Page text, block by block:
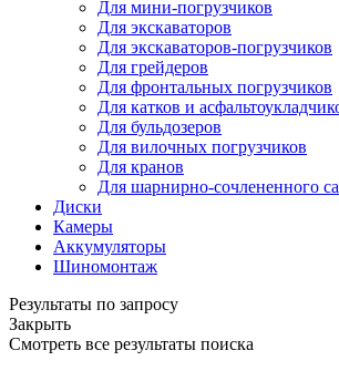
Для мини-погрузчиков
Для экскаваторов
Для экскаваторов-погрузчиков
Для грейдеров
Для фронтальных погрузчиков
Для катков и
Для бульдозеров
Для вилочных погрузчиков
Для кранов
Для шарнирно-сочлененного
Диски
Камеры
Аккумуляторы
Шиномонтаж
Результаты по запросу
Закрыть
Смотреть все результаты поиска